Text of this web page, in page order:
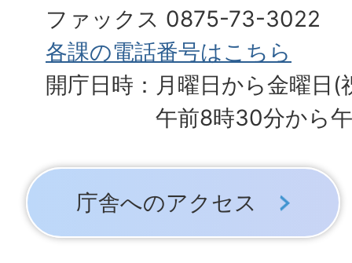
ファックス 0875-73-3022
各課の電話番号はこちら
開庁日時：月曜日から金曜日(
午前8時30分から
庁舎へのアクセス